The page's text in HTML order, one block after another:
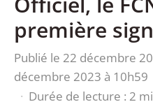
première
Publié le 22 décembre
décembre 2023 à 10h59
· Durée de lecture : 2